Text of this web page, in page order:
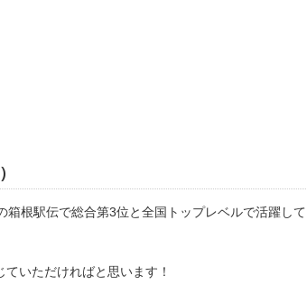
根駅伝で総合第3位と全国トップレベルで活躍し
いただければと思います！